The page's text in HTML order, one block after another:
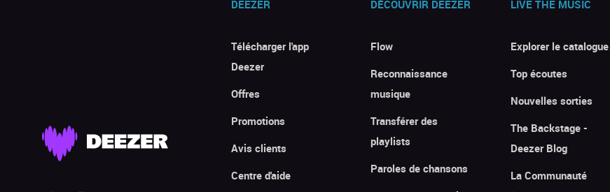
DEEZER
Télécharger l'app
Deezer
Offres
Promotions
Avis clients
Centre d'aide
DÉCOUVRIR DEEZER
Flow
Reconnaissance
musique
Transférer des
playlists
Paroles de chansons
LIVE THE MUSIC
Explorer le catalogue
Top écoutes
Nouvelles sorties
The Backstage -
Deezer Blog
La Communauté